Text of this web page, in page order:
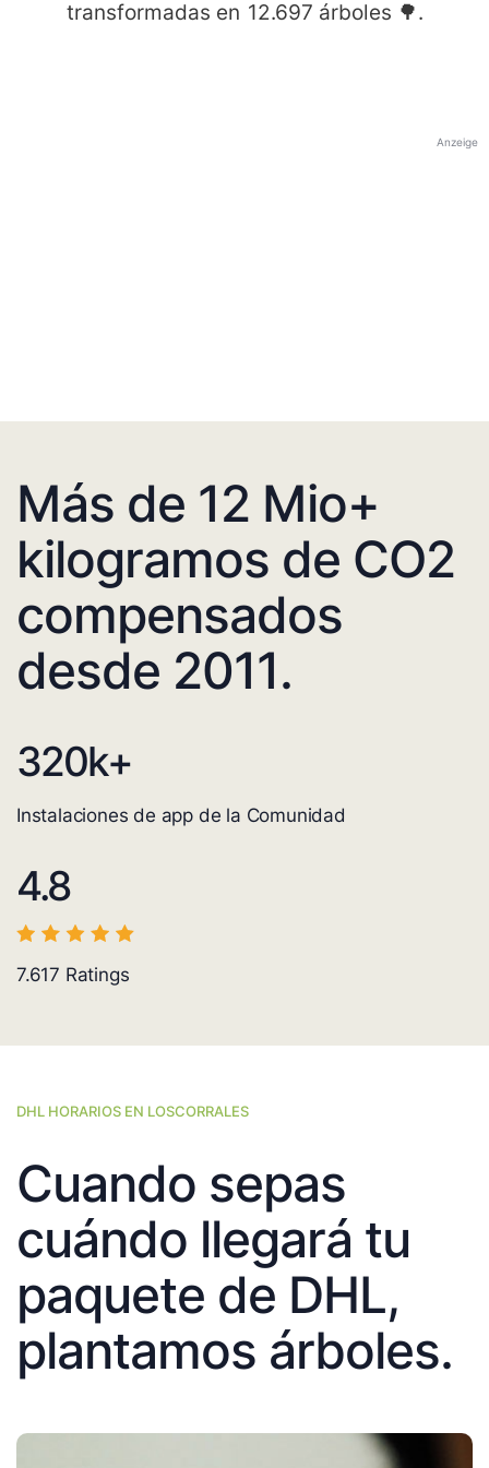
transformadas en 12.697 árboles 🌳.
Anzeige
Más de 12 Mio+
kilogramos de CO2
compensados
desde 2011.
320k+
Instalaciones de app de la Comunidad
4.8
7.617 Ratings
DHL HORARIOS EN LOSCORRALES
Cuando sepas
cuándo llegará tu
paquete de DHL,
plantamos árboles.